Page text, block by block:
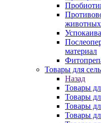
животных
материал
Товары для
Назад
Товары
Товары
Товары
Товары